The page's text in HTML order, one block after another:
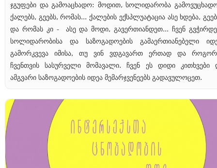
ჯგუფები და გამოაცხადო: მოდით, სოლიდარობა
ქალებს, გეებს, რომას... ქალების ექსპლუატაცია ასე ხდება,
და რომას კი - ასე და მოდი, გავერთიანდეთ... ჩვენ
სოლიდარობისა და საზოგადოების გამაერთიანებელი
გამორკვევა იმისა, თუ ვინ ვდგავართ ერთად და
ჩვენთვის სასურველი მომავალი. ჩვენ ეს დიდი კითხვები
ამგვარი საზოგადოების იდეა მემარჯვენეებს გადავულოცეთ.